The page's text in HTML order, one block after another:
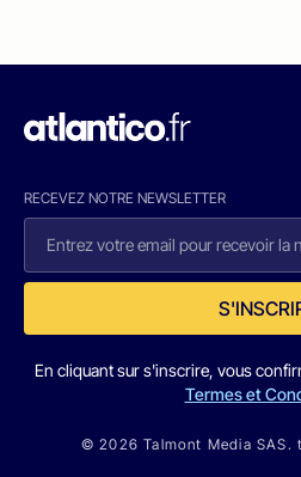
RECEVEZ NOTRE NEWSLETTER
En cliquant sur s'inscrire, vous
Termes et
© 2026 Talmont Media SAS.